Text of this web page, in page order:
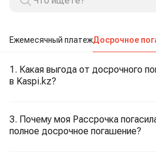
Ежемесячный платежДосрочное
1. Какая выгода от досрочного
в Kaspi.kz?
3. Почему моя Рассрочка
полное досрочное погашение?